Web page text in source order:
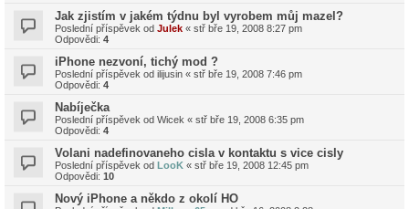
Jak zjistím v jakém týdnu byl vyrobem můj mazel?
Poslední příspěvek od Julek « stř bře 19, 2008 8:27 pm
Odpovědi: 4
iPhone nezvoní, tichý mod ?
Poslední příspěvek od ilijusin « stř bře 19, 2008 7:46 pm
Odpovědi: 4
Nabíječka
Poslední příspěvek od Wicek « stř bře 19, 2008 6:35 pm
Odpovědi: 4
Volani nadefinovaneho cisla v kontaktu s vice cisly
Poslední příspěvek od LooK « stř bře 19, 2008 12:45 pm
Odpovědi: 10
Nový iPhone a někdo z okolí HO